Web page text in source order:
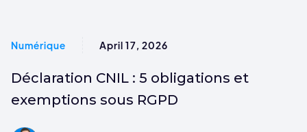
Numérique April 17, 2026
Déclaration CNIL : 5 obligations et
exemptions sous RGPD